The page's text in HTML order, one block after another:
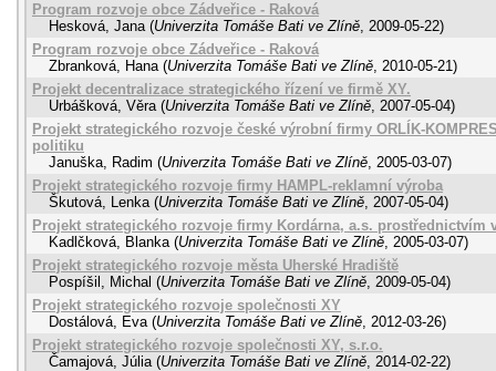
Program rozvoje obce Zádveřice - Raková
Hesková, Jana (Univerzita Tomáše Bati ve Zlíně, 2009-05-22)
Program rozvoje obce Zádveřice - Raková
Zbranková, Hana (Univerzita Tomáše Bati ve Zlíně, 2010-05-21)
Projekt decentralizace strategického řízení ve firmě XY.
Urbášková, Věra (Univerzita Tomáše Bati ve Zlíně, 2007-05-04)
Projekt strategického rozvoje české výrobní firmy ORLÍK-
politiku
Januška, Radim (Univerzita Tomáše Bati ve Zlíně, 2005-03-07)
Projekt strategického rozvoje firmy HAMPL-reklamní výroba
Škutová, Lenka (Univerzita Tomáše Bati ve Zlíně, 2007-05-04)
Projekt strategického rozvoje firmy Kordárna, a.s. prostřednictvím
Kadlčková, Blanka (Univerzita Tomáše Bati ve Zlíně, 2005-03-07)
Projekt strategického rozvoje města Uherské Hradiště
Pospíšil, Michal (Univerzita Tomáše Bati ve Zlíně, 2009-05-04)
Projekt strategického rozvoje společnosti XY
Dostálová, Eva (Univerzita Tomáše Bati ve Zlíně, 2012-03-26)
Projekt strategického rozvoje společnosti XY, s.r.o.
Čamajová, Júlia (Univerzita Tomáše Bati ve Zlíně, 2014-02-22)